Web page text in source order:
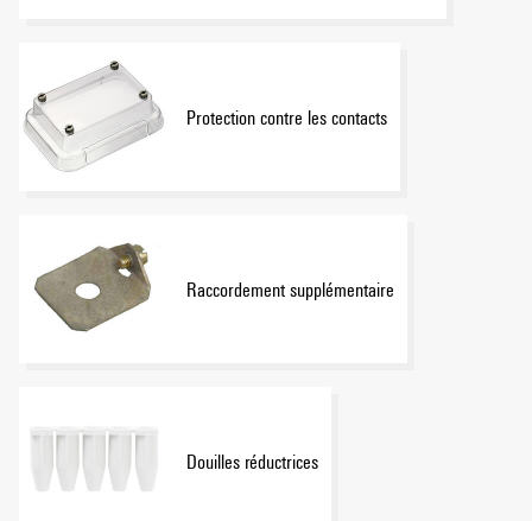
Protection contre les contacts
Raccordement supplémentaire
Douilles réductrices